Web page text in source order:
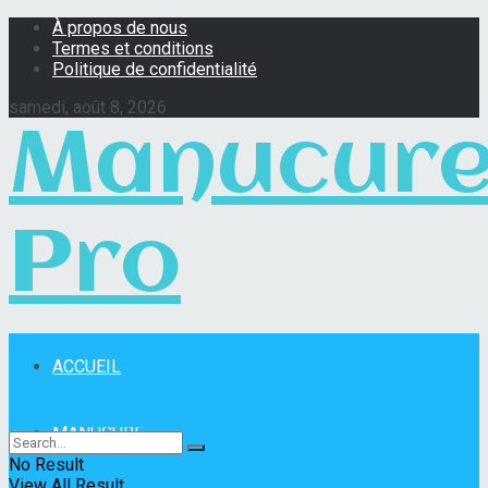
À propos de nous
Termes et conditions
Politique de confidentialité
samedi, août 8, 2026
Pro
ACCUEIL
MANUCURE
No Result